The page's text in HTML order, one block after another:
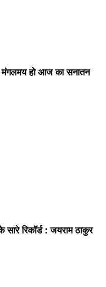
हो आज का सनातन
रिकॉर्ड : जयराम ठाकुर